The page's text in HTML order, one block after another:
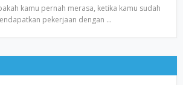
kamu pernah merasa, ketika kamu sudah
pekerjaan dengan …